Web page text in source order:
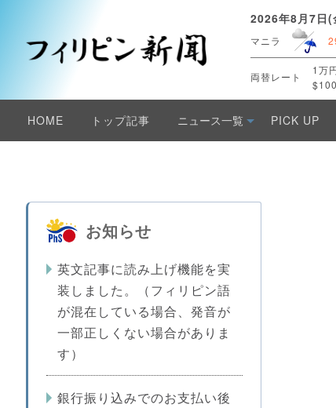
2026年8月7日(
マニラ
両替レート
1万
HOME トップ記事 ニュース一覧 PICK UP
お知らせ
英文記事に読み上げ機能を実
装しました。（フィリピン語
が混在している場合、発音が
一部正しくない場合がありま
す）
銀行振り込みでのお支払い後